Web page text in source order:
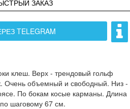
ЗАКАЗ
TELEGRAM
клеш. Верх - трендовый гольф
Очень объемный и свободный. Низ -
По бокам косые карманы. Длина
шаговому 67 см.